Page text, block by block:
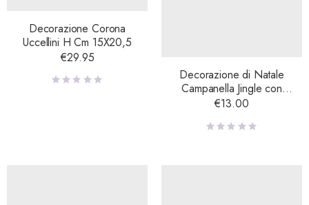
Decorazione Corona
Uccellini H Cm 15X20,5
€29.95
Decorazione di Natale
Campanella Jingle con
Uccellino Rosso
€13.00